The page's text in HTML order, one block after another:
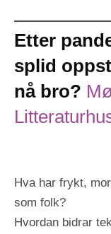
Etter
splid
nå bro?
Hva har frykt,
som folk?
Hvordan bidrar